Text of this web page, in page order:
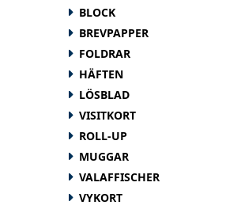
BLOCK
BREVPAPPER
FOLDRAR
HÄFTEN
LÖSBLAD
VISITKORT
ROLL-UP
MUGGAR
VALAFFISCHER
VYKORT